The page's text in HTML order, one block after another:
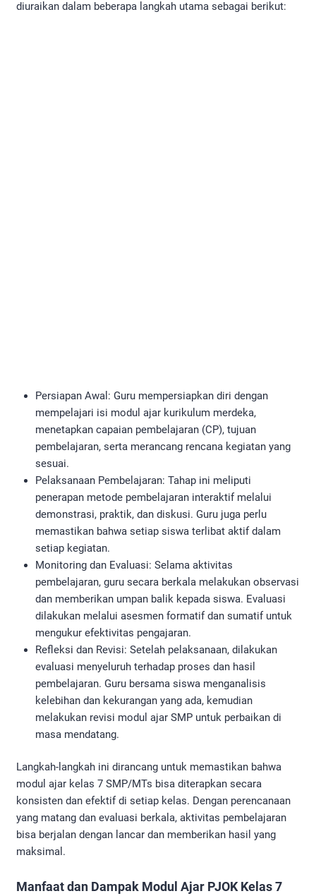
diuraikan dalam beberapa langkah utama sebagai berikut:
Persiapan Awal: Guru mempersiapkan diri dengan
mempelajari isi modul ajar kurikulum merdeka,
menetapkan capaian pembelajaran (CP), tujuan
pembelajaran, serta merancang rencana kegiatan yang
sesuai.
Pelaksanaan Pembelajaran: Tahap ini meliputi
penerapan metode pembelajaran interaktif melalui
demonstrasi, praktik, dan diskusi. Guru juga perlu
memastikan bahwa setiap siswa terlibat aktif dalam
setiap kegiatan.
Monitoring dan Evaluasi: Selama aktivitas
pembelajaran, guru secara berkala melakukan observasi
dan memberikan umpan balik kepada siswa. Evaluasi
dilakukan melalui asesmen formatif dan sumatif untuk
mengukur efektivitas pengajaran.
Refleksi dan Revisi: Setelah pelaksanaan, dilakukan
evaluasi menyeluruh terhadap proses dan hasil
pembelajaran. Guru bersama siswa menganalisis
kelebihan dan kekurangan yang ada, kemudian
melakukan revisi modul ajar SMP untuk perbaikan di
masa mendatang.
Langkah-langkah ini dirancang untuk memastikan bahwa
modul ajar kelas 7 SMP/MTs bisa diterapkan secara
konsisten dan efektif di setiap kelas. Dengan perencanaan
yang matang dan evaluasi berkala, aktivitas pembelajaran
bisa berjalan dengan lancar dan memberikan hasil yang
maksimal.
Manfaat dan Dampak Modul Ajar PJOK Kelas 7